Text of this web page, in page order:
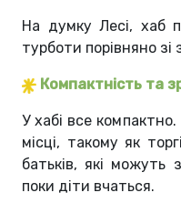
На думку Лесі, хаб
турботи порівняно
Компактність та
У хабі все
місці, такому як
батьків, які можуть
поки діти вчаться.